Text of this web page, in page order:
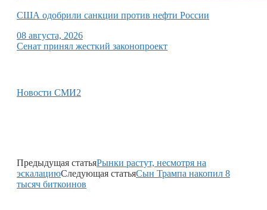
США одобрили санкции против нефти России
08 августа, 2026
Сенат принял жесткий законопроект
Новости СМИ2
Предыдущая статьяРынки растут, несмотря на
эскалациюСледующая статьяСын Трампа накопил 8
тысяч биткоинов